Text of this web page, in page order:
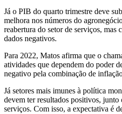
Já o PIB do quarto trimestre deve
melhora nos números do
reabertura do setor de serviços, mas
dados negativos.
Para 2022, Matos afirma que o
atividades que dependem do poder
negativo pela combinação de
Já setores mais imunes à política
devem ter resultados positivos,
serviços. Com isso, a expectativa é